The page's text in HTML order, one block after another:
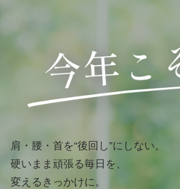
肩・腰・首を“後回し”にしない。
硬いまま頑張る毎日を、
変えるきっかけに。